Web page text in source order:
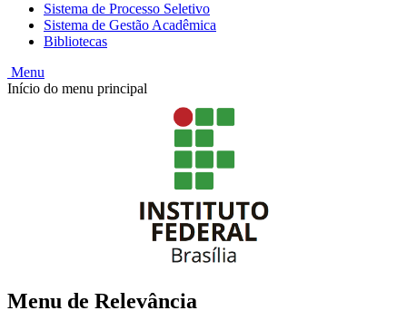
Sistema de Processo Seletivo
Sistema de Gestão Acadêmica
Bibliotecas
Menu
Início do menu principal
Menu de Relevância